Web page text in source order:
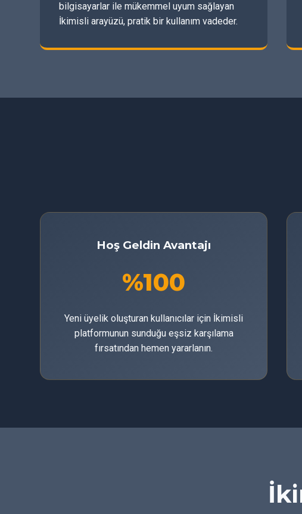
bilgisayarlar ile mükemmel uyum sağlayan
İkimisli arayüzü, pratik bir kullanım vadeder.
Hoş Geldin Avantajı
%100
Yeni üyelik oluşturan kullanıcılar için İkimisli
platformunun sunduğu eşsiz karşılama
fırsatından hemen yararlanın.